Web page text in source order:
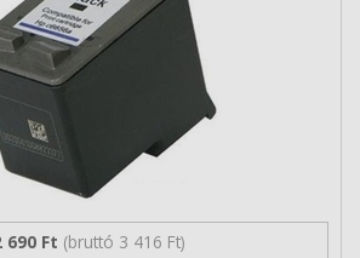
690 Ft (bruttó 3 416 Ft)